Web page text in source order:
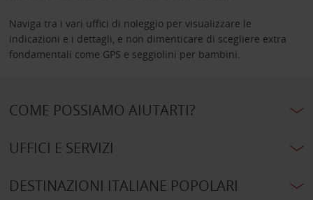
Naviga tra i vari uffici di noleggio per visualizzare le
indicazioni e i dettagli, e non dimenticare di scegliere extra
fondamentali come GPS e seggiolini per bambini.
COME POSSIAMO AIUTARTI?
UFFICI E SERVIZI
DESTINAZIONI ITALIANE POPOLARI